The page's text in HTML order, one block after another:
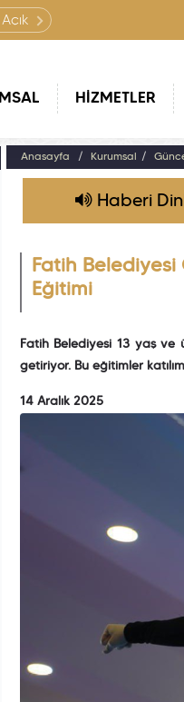
Açık
HİZMETLER
Anasayfa Kurumsal
Haberi
Fatih Belediyesi
Eğitimi
Fatih Belediyesi 13 yaş ve
getiriyor. Bu eğitimler
14 Aralık 2025